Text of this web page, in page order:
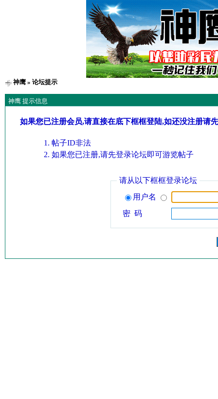
神鹰» 论坛提示
神鹰 提示信息
如果您已注册会员,请直接在底下框框登陆,如还没注册请
帖子ID非法
如果您已注册,请先登录论坛即可游览帖子
请从以下框框登录论坛
用户名
密 码